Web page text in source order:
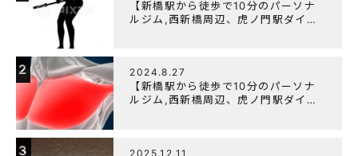
【新橋駅から徒歩で10分のパーソナ
ルジム,西新橋周辺、虎ノ門駅ダイエ
2 2024.8.27
【新橋駅から徒歩で10分のパーソナ
ルジム,西新橋周辺、虎ノ門駅ダイエ
3 2025.12.11